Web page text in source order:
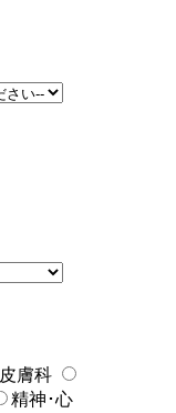
皮膚科
精神･心